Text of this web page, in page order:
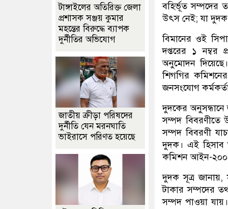
বহির্ভূত সম্পদের
উৎস নেই; যা
বিমানের ওই
দপ্তরের ১ নম্বর
অনুমোদন
শিগগির
জনসংযোগ
দুদকের
সম্পদ বিবরণীতে
সম্পদ বিবরণী
দুদক। এই হিসাব
কমিশন আইন-
দুদক সূত্র জানায়,
টাকার সম্পদের
সম্পদ পাওয়া
টাঙ্গাইলের অতিরিক্ত জেলা
প্রশাসক সঞ্জয় কুমার
মহন্তের বিরুদ্ধে ব্যাপক
দুর্নীতির অভিযোগ
জাতীয় ক্রীড়া পরিষদের
দুর্নীতি যেন মরনঘাতি
ভাইরাসে পরিণত হয়েছে